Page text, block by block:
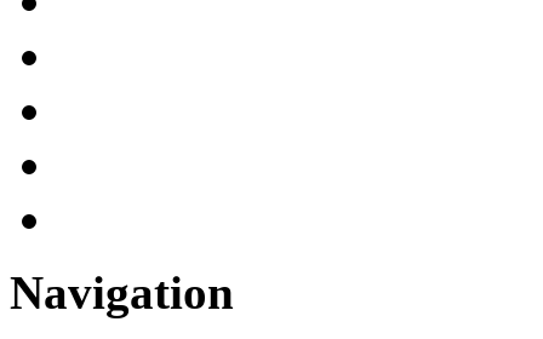
Navigation